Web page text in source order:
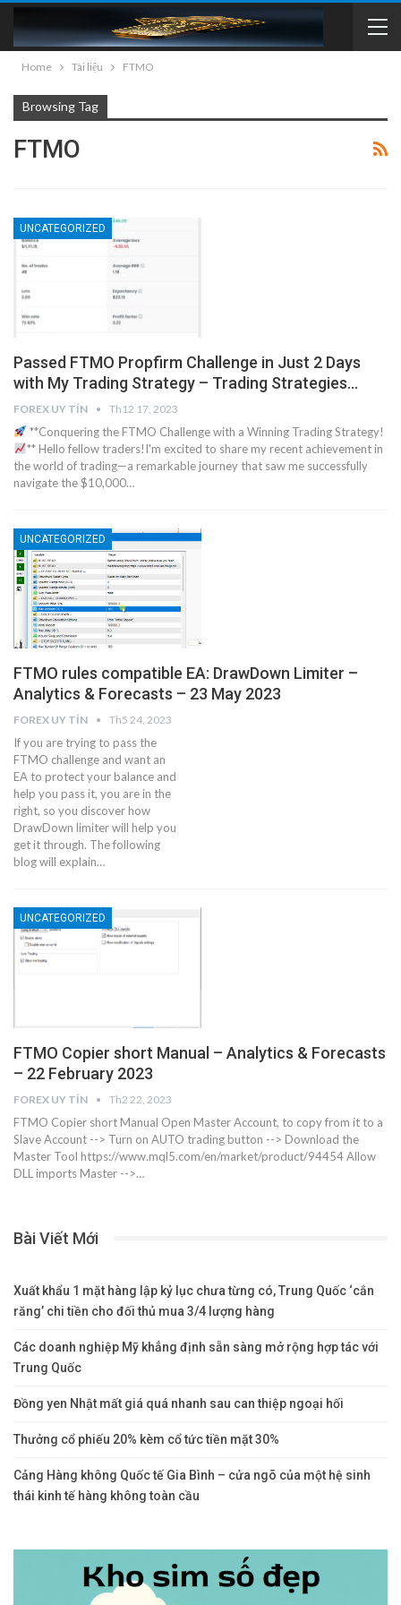
Home Tài liệu FTMO
Browsing Tag
FTMO
UNCATEGORIZED
Passed FTMO Propfirm Challenge in Just 2 Days
with My Trading Strategy – Trading Strategies…
FOREX UY TÍN Th12 17, 2023
**Conquering the FTMO Challenge with a Winning Trading Strategy!
** Hello fellow traders!I'm excited to share my recent achievement in
the world of trading—a remarkable journey that saw me successfully
navigate the $10,000…
UNCATEGORIZED
FTMO rules compatible EA: DrawDown Limiter –
Analytics & Forecasts – 23 May 2023
FOREX UY TÍN Th5 24, 2023
If you are trying to pass the
FTMO challenge and want an
EA to protect your balance and
help you pass it, you are in the
right, so you discover how
DrawDown limiter will help you
get it through. The following
blog will explain…
UNCATEGORIZED
FTMO Copier short Manual – Analytics & Forecasts
– 22 February 2023
FOREX UY TÍN Th2 22, 2023
FTMO Copier short Manual Open Master Account, to copy from it to a
Slave Account --> Turn on AUTO trading button --> Download the
Master Tool https://www.mql5.com/en/market/product/94454 Allow
DLL imports Master -->…
Bài Viết Mới
Xuất khẩu 1 mặt hàng lập kỷ lục chưa từng có, Trung Quốc ‘cắn
răng’ chi tiền cho đối thủ mua 3/4 lượng hàng
Các doanh nghiệp Mỹ khẳng định sẵn sàng mở rộng hợp tác với
Trung Quốc
Đồng yen Nhật mất giá quá nhanh sau can thiệp ngoại hối
Thưởng cổ phiếu 20% kèm cổ tức tiền mặt 30%
Cảng Hàng không Quốc tế Gia Bình – cửa ngõ của một hệ sinh
thái kinh tế hàng không toàn cầu